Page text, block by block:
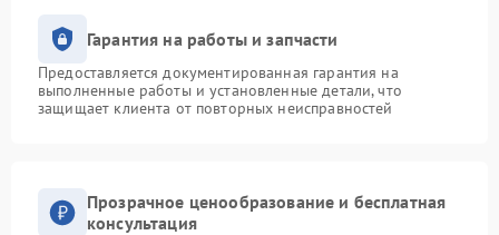
Гарантия на работы и запчасти
Предоставляется документированная гарантия на
выполненные работы и установленные детали, что
защищает клиента от повторных неисправностей
Прозрачное ценообразование и бесплатная
консультация